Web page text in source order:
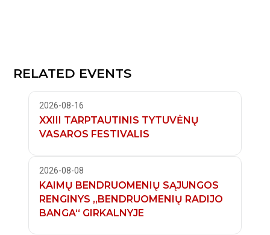
RELATED EVENTS
2026-08-16
XXIII TARPTAUTINIS TYTUVĖNŲ
VASAROS FESTIVALIS
2026-08-08
KAIMŲ BENDRUOMENIŲ SĄJUNGOS
RENGINYS „BENDRUOMENIŲ RADIJO
BANGA“ GIRKALNYJE